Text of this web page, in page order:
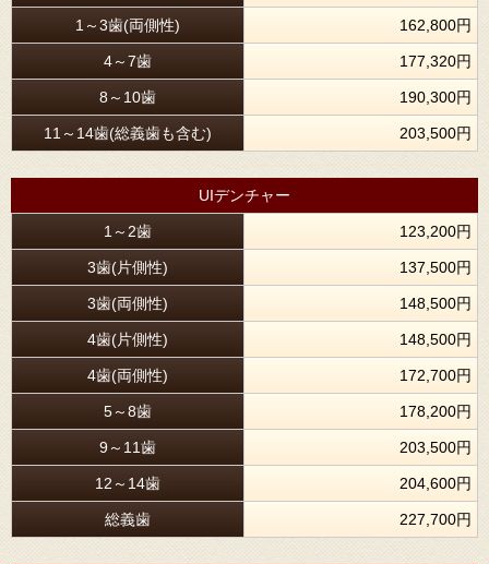
1～3歯(両側性) 162,800円
4～7歯 177,320円
8～10歯 190,300円
11～14歯(総義歯も含む) 203,500円
UIデンチャー
1～2歯 123,200円
3歯(片側性) 137,500円
3歯(両側性) 148,500円
4歯(片側性) 148,500円
4歯(両側性) 172,700円
5～8歯 178,200円
9～11歯 203,500円
12～14歯 204,600円
総義歯 227,700円